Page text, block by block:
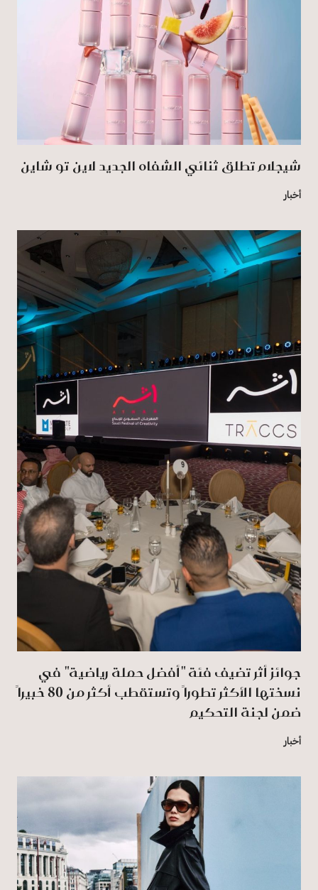
شيجلام تطلق ثنائي الشفاه الجديد لاين تو شاين
أخبار
جوائز أثر تضيف فئة "أفضل حملة رياضية" في
نسختها الأكثر تطوراً وتستقطب أكثر من 80 خبيراً
ضمن لجنة التحكيم
أخبار